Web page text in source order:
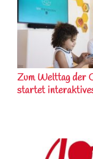
Zum Welttag der
startet